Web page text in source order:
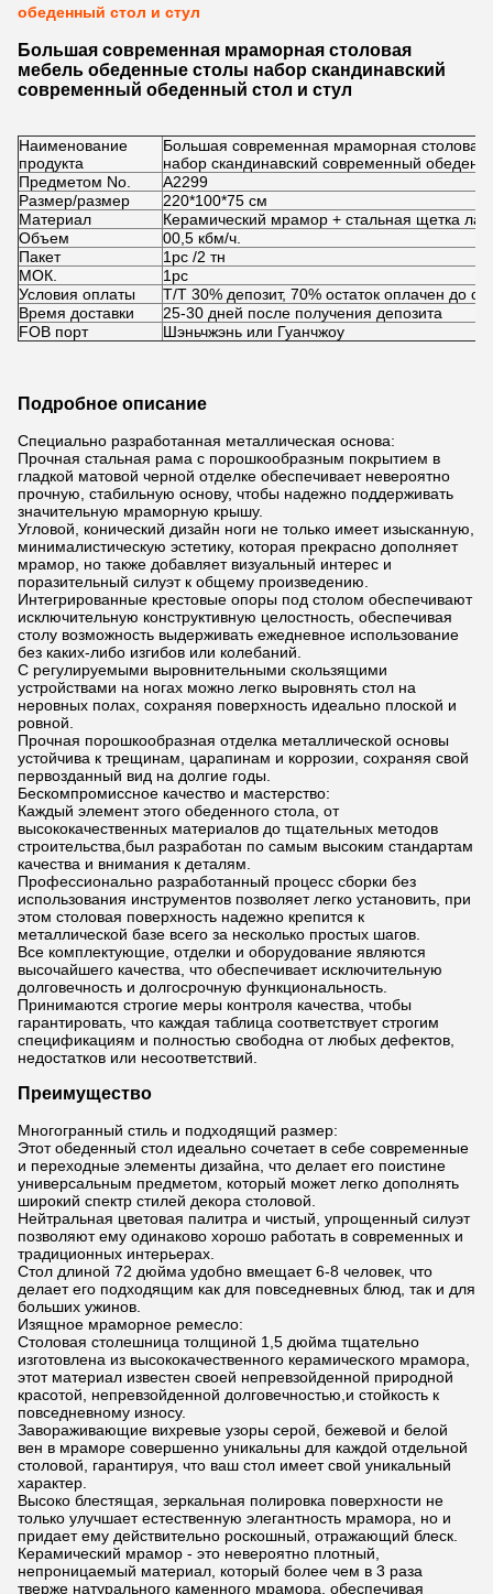
обеденный стол и стул
Большая современная мраморная столовая
мебель обеденные столы набор скандинавский
современный обеденный стол и стул
Наименование
продукта
Большая современная мраморная
набор скандинавский современный
Предметом No.
А2299
Размер/размер
220*100*75 см
Материал
Керамический мрамор + стальная щетка
Объем
00,5 кбм/ч.
Пакет
1pc /2 тн
МОК.
1pc
Условия оплаты
T/T 30% депозит, 70% остаток оплачен до
Время доставки
25-30 дней после получения депозита
FOB порт
Шэньчжэнь или Гуанчжоу
Подробное описание
Специально разработанная металлическая основа:
Прочная стальная рама с порошкообразным покрытием в
гладкой матовой черной отделке обеспечивает невероятно
прочную, стабильную основу, чтобы надежно поддерживать
значительную мраморную крышу.
Угловой, конический дизайн ноги не только имеет изысканную,
минималистическую эстетику, которая прекрасно дополняет
мрамор, но также добавляет визуальный интерес и
поразительный силуэт к общему произведению.
Интегрированные крестовые опоры под столом обеспечивают
исключительную конструктивную целостность, обеспечивая
столу возможность выдерживать ежедневное использование
без каких-либо изгибов или колебаний.
С регулируемыми выровнительными скользящими
устройствами на ногах можно легко выровнять стол на
неровных полах, сохраняя поверхность идеально плоской и
ровной.
Прочная порошкообразная отделка металлической основы
устойчива к трещинам, царапинам и коррозии, сохраняя свой
первозданный вид на долгие годы.
Бескомпромиссное качество и мастерство:
Каждый элемент этого обеденного стола, от
высококачественных материалов до тщательных методов
строительства,был разработан по самым высоким стандартам
качества и внимания к деталям.
Профессионально разработанный процесс сборки без
использования инструментов позволяет легко установить, при
этом столовая поверхность надежно крепится к
металлической базе всего за несколько простых шагов.
Все комплектующие, отделки и оборудование являются
высочайшего качества, что обеспечивает исключительную
долговечность и долгосрочную функциональность.
Принимаются строгие меры контроля качества, чтобы
гарантировать, что каждая таблица соответствует строгим
спецификациям и полностью свободна от любых дефектов,
недостатков или несоответствий.
Преимущество
Многогранный стиль и подходящий размер:
Этот обеденный стол идеально сочетает в себе современные
и переходные элементы дизайна, что делает его поистине
универсальным предметом, который может легко дополнять
широкий спектр стилей декора столовой.
Нейтральная цветовая палитра и чистый, упрощенный силуэт
позволяют ему одинаково хорошо работать в современных и
традиционных интерьерах.
Стол длиной 72 дюйма удобно вмещает 6-8 человек, что
делает его подходящим как для повседневных блюд, так и для
больших ужинов.
Изящное мраморное ремесло:
Столовая столешница толщиной 1,5 дюйма тщательно
изготовлена из высококачественного керамического мрамора,
этот материал известен своей непревзойденной природной
красотой, непревзойденной долговечностью,и стойкость к
повседневному износу.
Завораживающие вихревые узоры серой, бежевой и белой
вен в мраморе совершенно уникальны для каждой отдельной
столовой, гарантируя, что ваш стол имеет свой уникальный
характер.
Высоко блестящая, зеркальная полировка поверхности не
только улучшает естественную элегантность мрамора, но и
придает ему действительно роскошный, отражающий блеск.
Керамический мрамор - это невероятно плотный,
непроницаемый материал, который более чем в 3 раза
тверже натурального каменного мрамора, обеспечивая